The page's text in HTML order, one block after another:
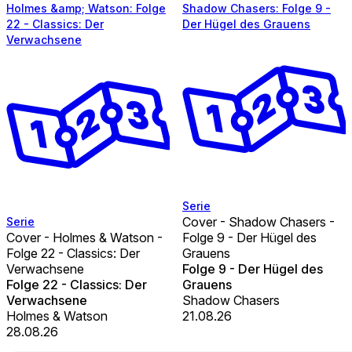
Holmes &amp; Watson: Folge
22 - Classics: Der
Verwachsene
Serie
Cover - Holmes & Watson -
Folge 22 - Classics: Der
Verwachsene
Folge 22 - Classics: Der
Verwachsene
Holmes & Watson
28.08.26
Shadow Chasers: Folge 9 -
Der Hügel des Grauens
Serie
Cover - Shadow Chasers -
Folge 9 - Der Hügel des
Grauens
Folge 9 - Der Hügel des
Grauens
Shadow Chasers
21.08.26